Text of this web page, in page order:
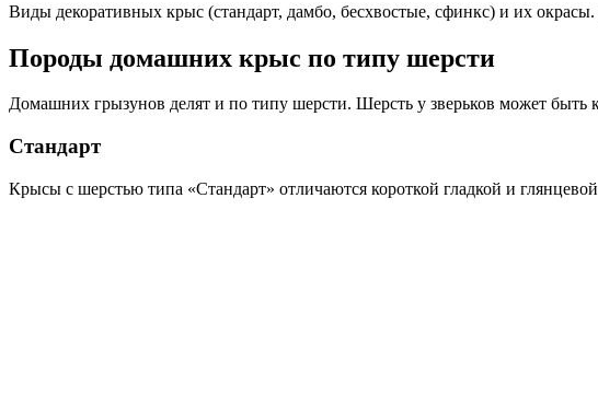
Виды декоративных крыс (стандарт, дамбо, бесхвостые, сфинкс) и их
Породы домашних крыс по типу шерсти
Домашних грызунов делят и по типу шерсти. Шерсть у зверьков может
Стандарт
Крысы с шерстью типа «Стандарт» отличаются короткой гладкой и